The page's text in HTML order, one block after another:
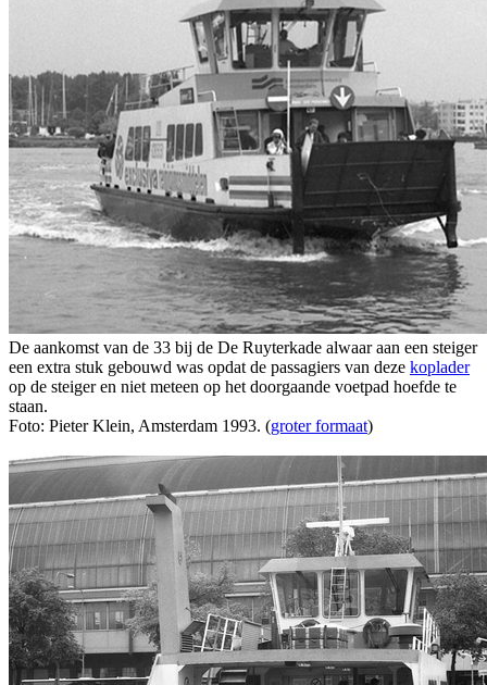
De aankomst van de 33 bij de De Ruyterkade alwaar aan een steiger
een extra stuk gebouwd was opdat de passagiers van deze koplader
op de steiger en niet meteen op het doorgaande voetpad hoefde te
staan.
Foto: Pieter Klein, Amsterdam 1993. (groter formaat)